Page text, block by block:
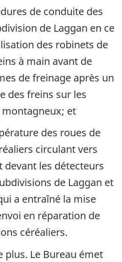
de conduite des
de Laggan en ce
des robinets de
à main avant de
de freinage après un
des freins sur les
et
des roues de
circulant vers
devant les détecteurs
de Laggan et
a entraîné la mise
en réparation de
céréaliers.
Le Bureau émet